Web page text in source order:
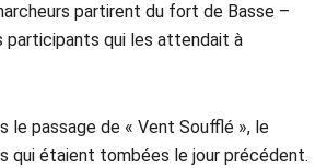
partirent du fort de Basse –
participants qui les attendait à
le passage de « Vent Soufflé », le
qui étaient tombées le jour précédent.